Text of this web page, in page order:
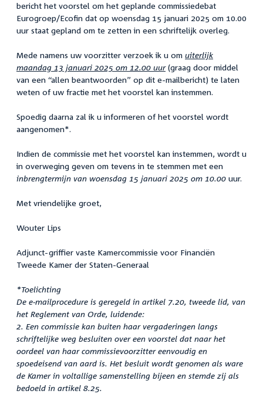
bericht het voorstel om het geplande commissiedebat
Eurogroep/Ecofin dat op woensdag 15 januari 2025 om 10.00
uur staat gepland om te zetten in een schriftelijk overleg.
Mede namens uw voorzitter verzoek ik u om uiterlijk
maandag 13 januari 2025 om 12.00 uur(graag door middel
van een “allen beantwoorden” op dit e-mailbericht) te laten
weten of uw fractie met het voorstel kan instemmen.
Spoedig daarna zal ik u informeren of het voorstel wordt
aangenomen*.
Indien de commissie met het voorstel kan instemmen, wordt u
in overweging geven om tevens in te stemmen met een
inbrengtermijn van woensdag 15 januari 2025 om 10.00 uur.
Met vriendelijke groet,
Wouter Lips
Adjunct-griffier vaste Kamercommissie voor Financiën
Tweede Kamer der Staten-Generaal
*Toelichting
De e-mailprocedure is geregeld in artikel 7.20, tweede lid, van
het Reglement van Orde, luidende:
2. Een commissie kan buiten haar vergaderingen langs
schriftelijke weg besluiten over een voorstel dat naar het
oordeel van haar commissievoorzitter eenvoudig en
spoedeisend van aard is. Het besluit wordt genomen als ware
de Kamer in voltallige samenstelling bijeen en stemde zij als
bedoeld in artikel 8.25.